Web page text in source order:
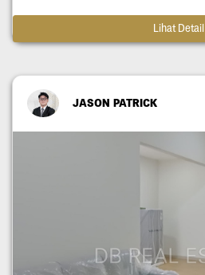
Lihat Detail
JASON PATRICK